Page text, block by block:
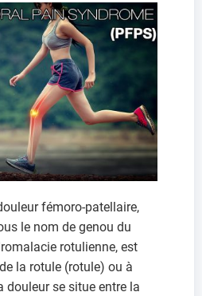
fémoro-patellaire,
le nom de genou du
rotulienne, est
la rotule (rotule) ou à
douleur se situe entre la